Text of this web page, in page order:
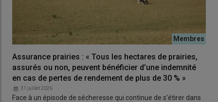
Assurance prairies : « Tous les hectares de prairies,
assurés ou non, peuvent bénéficier d’une indemnité
en cas de pertes de rendement de plus de 30 % »
31 juillet 2026
Face à un épisode de sécheresse qui continue de s’étirer dans